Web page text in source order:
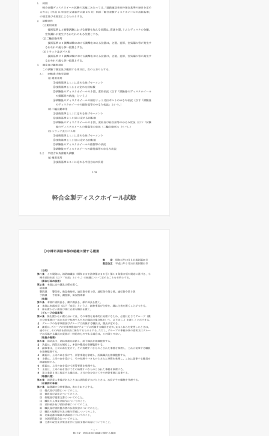
軽合金製ディスクホイール試験